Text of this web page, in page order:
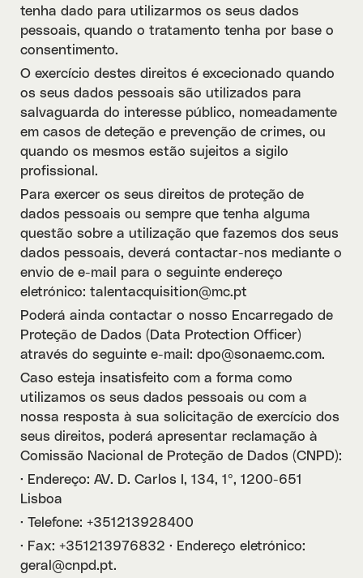
tenha dado para utilizarmos os seus dados
pessoais, quando o tratamento tenha por base o
consentimento.
O exercício destes direitos é excecionado quando
os seus dados pessoais são utilizados para
salvaguarda do interesse público, nomeadamente
em casos de deteção e prevenção de crimes, ou
quando os mesmos estão sujeitos a sigilo
profissional.
Para exercer os seus direitos de proteção de
dados pessoais ou sempre que tenha alguma
questão sobre a utilização que fazemos dos seus
dados pessoais, deverá contactar-nos mediante o
envio de e-mail para o seguinte endereço
eletrónico: talentacquisition@mc.pt
Poderá ainda contactar o nosso Encarregado de
Proteção de Dados (Data Protection Officer)
através do seguinte e-mail: dpo@sonaemc.com.
Caso esteja insatisfeito com a forma como
utilizamos os seus dados pessoais ou com a
nossa resposta à sua solicitação de exercício dos
seus direitos, poderá apresentar reclamação à
Comissão Nacional de Proteção de Dados (CNPD):
· Endereço: AV. D. Carlos I, 134, 1º, 1200-651
Lisboa
· Telefone: +351213928400
· Fax: +351213976832 · Endereço eletrónico:
geral@cnpd.pt.